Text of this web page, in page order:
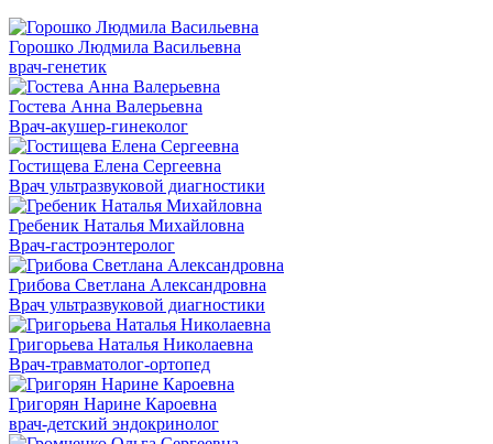
Горошко Людмила Васильевна
врач-генетик
Гостева Анна Валерьевна
Врач-акушер-гинеколог
Гостищева Елена Сергеевна
Врач ультразвуковой диагностики
Гребеник Наталья Михайловна
Врач-гастроэнтеролог
Грибова Светлана Александровна
Врач ультразвуковой диагностики
Григорьева Наталья Николаевна
Врач-травматолог-ортопед
Григорян Нарине Кароевна
врач-детский эндокринолог